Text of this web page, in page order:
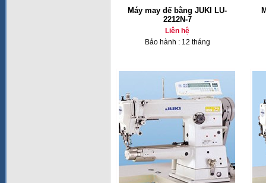
Máy may đế bằng JUKI LU-
2212N-7
Liên hệ
Bảo hành : 12 tháng